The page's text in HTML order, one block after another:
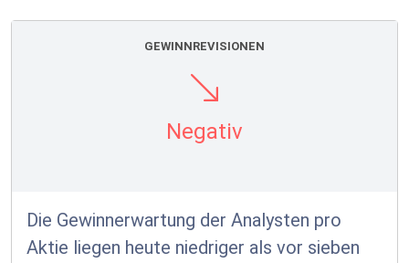
GEWINNREVISIONEN
Negativ
Die Gewinnerwartung der Analysten pro
Aktie liegen heute niedriger als vor sieben